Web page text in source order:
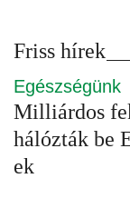
Friss hírek
Egészségünk
Milliárdos
hálózták be
ek